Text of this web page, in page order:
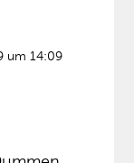
um 14:09